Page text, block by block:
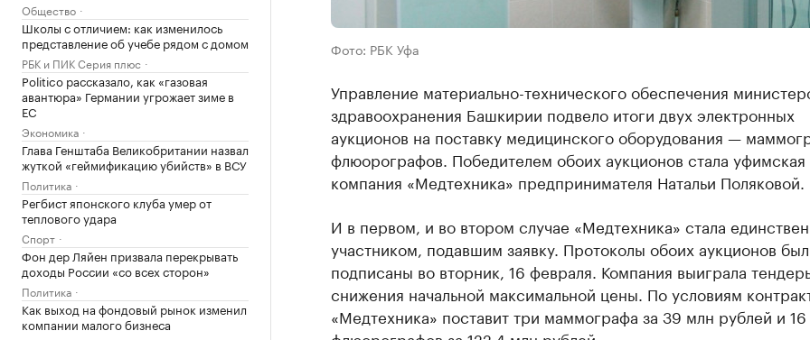
Общество
Школы с отличием: как изменилось
представление об учебе рядом с домом
РБК и ПИК Серия плюс
Politico рассказало, как «газовая
авантюра» Германии угрожает зиме в
ЕС
Экономика
Глава Генштаба Великобритании назвал
жуткой «геймификацию убийств» в ВСУ
Политика
Регбист японского клуба умер от
теплового удара
Спорт
Фон дер Ляйен призвала перекрывать
доходы России «со всех сторон»
Политика
Как выход на фондовый рынок изменил
компании малого бизнеса
Фото: РБК Уфа
Управление материально-технического обеспечения
здравоохранения Башкирии подвело итоги двух электронных
аукционов на поставку медицинского оборудования —
флюорографов. Победителем обоих аукционов стала уфимская
компания «Медтехника» предпринимателя Натальи Поляковой.
И в первом, и во втором случае «Медтехника» стала
участником, подавшим заявку. Протоколы обоих аукционов
подписаны во вторник, 16 февраля. Компания выиграла
снижения начальной максимальной цены. По условиям
«Медтехника» поставит три маммографа за 39 млн рублей и 16